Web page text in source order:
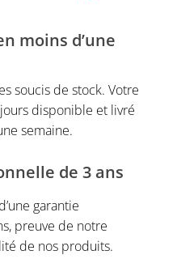
moins d’une
soucis de stock. Votre
disponible et livré
semaine.
de 3 ans
garantie
preuve de notre
de nos produits.